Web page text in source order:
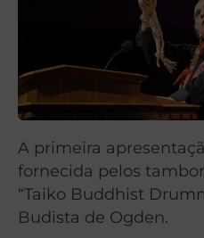
A primeira
fornecida pelos
“Taiko Buddhist
Budista de Ogden.